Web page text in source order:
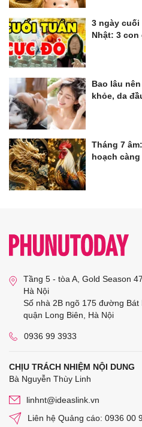
3 ngày
Nhật: 3 con
Bao lâu
khỏe, da
Tháng 7
hoạch
Tầng 5 - tòa A, Gold Season
Hà Nội
Số nhà 2B ngõ 175 đường Bát
quận Long Biên, Hà Nội
0936 99 3933
CHỊU TRÁCH NHIỆM NỘI DUNG
Bà Nguyễn Thùy Linh
linhnt@ideaslink.vn
Liên hệ Quảng cáo: 0936 00